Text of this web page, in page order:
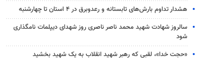
هشدار تداوم بارش‌های تابستانه و رعدوبرق در ۴ استان تا چهارشنبه
سالروز شهادت شهید محمد ناصر ناصری روز شهدای دیپلمات نامگذاری
شود
«حجت خدا»، لقبی که رهبر شهید انقلاب به یک شهید بخشید